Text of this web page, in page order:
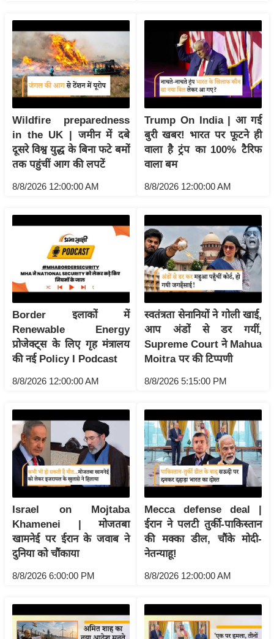
N
e
w
s
ला
फ
स्टा
इ
ल
टे
लॉ
टी
/
फै
श
न
घ
लू
प
र्य
ट
न
स्थ
ल
फि
ट
स
त्रा
रि
Wildfire preparedness
in the UK | जमीन में दबे
दूसरे विश्व युद्ध के बिना फटे बमों
तक पहुंचीं आग की लपटें
8/8/2026 12:00:00 AM
Trump On India | आ गई
बुरी खबर! भारत पर फूटने ही
वाला है ट्रंप का 100% टैरिफ
वाला बम
8/8/2026 12:00:00 AM
Border इलाकों में
Renewable Energy
प्रोजेक्ट्स के लिए गृह मंत्रालय
की नई Policy I Podcast
8/8/2026 12:00:00 AM
स्वतंत्रता सेनानियों ने गोली खाई,
आप अंडों से डर गयीं,
Supreme Court ने Mahua
Moitra पर की टिप्पणी
8/8/2026 5:15:00 PM
Israel on Mojtaba
Khamenei | मोजतबा
खामनेई पर ईरान के जवाब ने
दुनिया को चौंकाया
8/8/2026 6:00:00 PM
Mecca defense deal |
ईरान ने पलटी तुर्की-पाकिस्तान
की मक्का डील, चौंके मोदी-
नेतन्याहू!
8/8/2026 12:00:00 AM